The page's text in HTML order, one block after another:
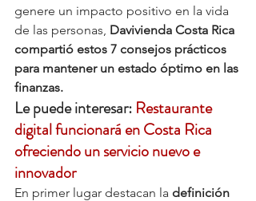
genere un impacto positivo en la vida
de las personas, Davivienda Costa Rica
compartió estos 7 consejos prácticos
para mantener un estado óptimo en las
finanzas.
Le puede interesar: Restaurante
digital funcionará en Costa Rica
ofreciendo un servicio nuevo e
innovador
En primer lugar destacan la definición